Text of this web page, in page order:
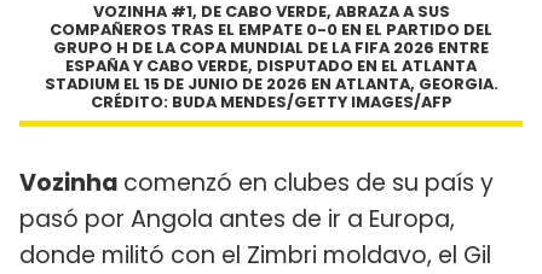
VOZINHA #1, DE CABO VERDE, ABRAZA A SUS
COMPAÑEROS TRAS EL EMPATE 0-0 EN EL PARTIDO DEL
GRUPO H DE LA COPA MUNDIAL DE LA FIFA 2026 ENTRE
ESPAÑA Y CABO VERDE, DISPUTADO EN EL ATLANTA
STADIUM EL 15 DE JUNIO DE 2026 EN ATLANTA, GEORGIA.
CRÉDITO: BUDA MENDES/GETTY IMAGES/AFP
Vozinha comenzó en clubes de su país y
pasó por Angola antes de ir a Europa,
donde militó con el Zimbri moldavo, el Gil